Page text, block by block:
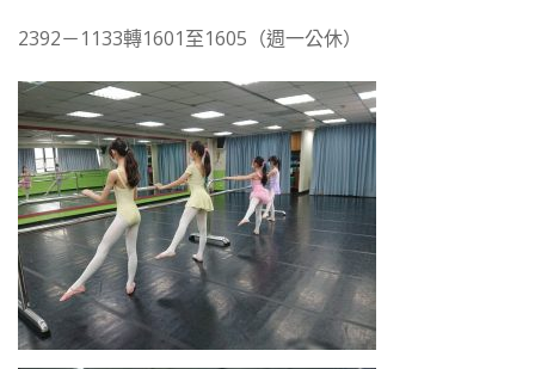
2392－1133轉1601至1605（週一公休）